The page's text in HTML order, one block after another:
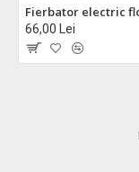
66,00 Lei